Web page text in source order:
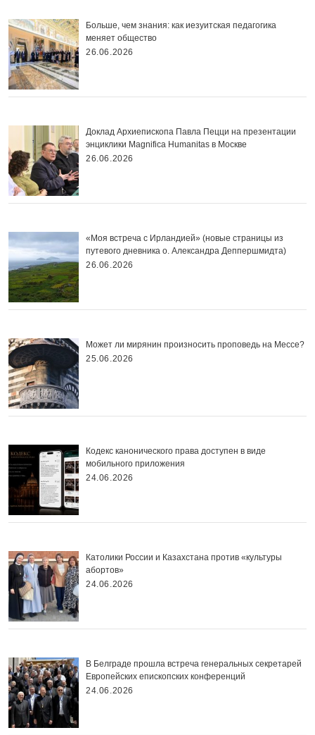
Больше, чем знания: как иезуитская педагогика
меняет общество
26.06.2026
Доклад Архиепископа Павла Пецци на презентации
энциклики Magnifica Нumanitas в Москве
26.06.2026
«Моя встреча с Ирландией» (новые страницы из
путевого дневника о. Александра Деппершмидта)
26.06.2026
Может ли мирянин произносить проповедь на Мессе?
25.06.2026
Кодекс канонического права доступен в виде
мобильного приложения
24.06.2026
Католики России и Казахстана против «культуры
абортов»
24.06.2026
В Белграде прошла встреча генеральных секретарей
Европейских епископских конференций
24.06.2026